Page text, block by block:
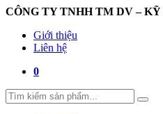
CÔNG TY TNHH TM DV –
Giới thiệu
Liên hệ
0